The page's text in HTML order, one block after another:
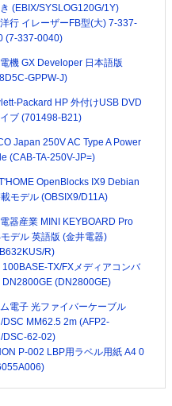
(EBIX/SYSLOG120G/1Y)
行 イレーザーFB型(大) 7-337-
(7-337-0040)
機 GX Developer 日本語版
GPPW-J)
Packard HP 外付けUSB DVD
イブ (701498-B21)
Japan 250V AC Type A Power
(CAB-TA-250V-JP=)
OpenBlocks IX9 Debian
モデル (OBSIX9/D11A)
器産業 MINI KEYBOARD Pro
デル 英語版 (金井電器)
R)
100BASE-TX/FXメディアコンバ
DN2800GE (DN2800GE)
電子 光ファイバーケーブル
DSC MM62.5 2m (AFP2-
DSC-62-02)
P-002 LBP用ラベル用紙 A4 0